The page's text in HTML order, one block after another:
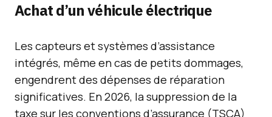
Achat d’un véhicule électrique
Les capteurs et systèmes d’assistance
intégrés, même en cas de petits dommages,
engendrent des dépenses de réparation
significatives. En 2026, la suppression de la
taxe sur les conventions d’assurance (TSCA)